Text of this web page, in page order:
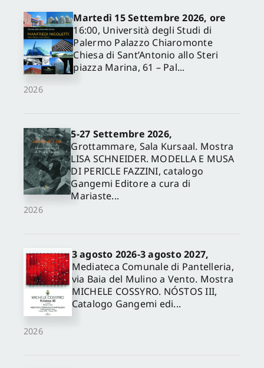
2026
Martedì 15 Settembre 2026, ore
16:00, Università degli Studi di
Palermo Palazzo Chiaromonte
Chiesa di Sant’Antonio allo Steri
piazza Marina, 61 – Pal...
2026
5-27 Settembre 2026,
Grottammare, Sala Kursaal. Mostra
LISA SCHNEIDER. MODELLA E MUSA
DI PERICLE FAZZINI, catalogo
Gangemi Editore a cura di
Mariaste...
2026
3 agosto 2026-3 agosto 2027,
Mediateca Comunale di Pantelleria,
via Baia del Mulino a Vento. Mostra
MICHELE COSSYRO. NÓSTOS III,
Catalogo Gangemi edi...